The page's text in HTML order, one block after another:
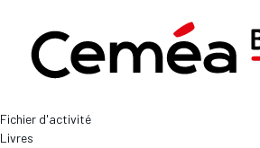
Fichier d'activité
Livres
Affiches
postales
-